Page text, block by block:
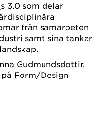
3.0 som delar
från samarbeten
samt sina tankar
Gudmundsdottir,
Form/Design